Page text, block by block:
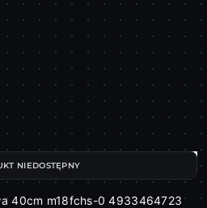
40cm m18fchs-0 4933464723
NIEDOSTĘPNY